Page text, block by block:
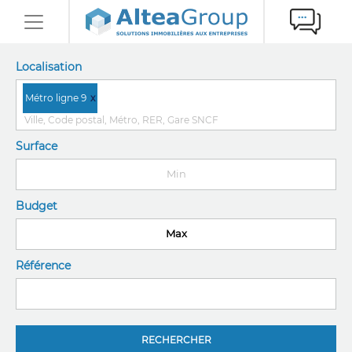
Localisation
Métro ligne 9 x
Surface
Budget
Référence